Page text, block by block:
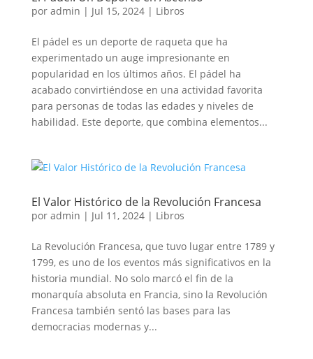
por admin | Jul 15, 2024| Libros
El pádel es un deporte de raqueta que ha
experimentado un auge impresionante en
popularidad en los últimos años. El pádel ha
acabado convirtiéndose en una actividad favorita
para personas de todas las edades y niveles de
habilidad. Este deporte, que combina elementos...
El Valor Histórico de la Revolución Francesa
por admin | Jul 11, 2024| Libros
La Revolución Francesa, que tuvo lugar entre 1789 y
1799, es uno de los eventos más significativos en la
historia mundial. No solo marcó el fin de la
monarquía absoluta en Francia, sino la Revolución
Francesa también sentó las bases para las
democracias modernas y...